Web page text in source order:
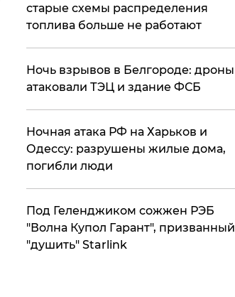
старые схемы распределения
топлива больше не работают
​Ночь взрывов в Белгороде: дроны
атаковали ТЭЦ и здание ФСБ
​Ночная атака РФ на Харьков и
Одессу: разрушены жилые дома,
погибли люди
Под Геленджиком сожжен РЭБ
"Волна Купол Гарант", призванный
"душить" Starlink